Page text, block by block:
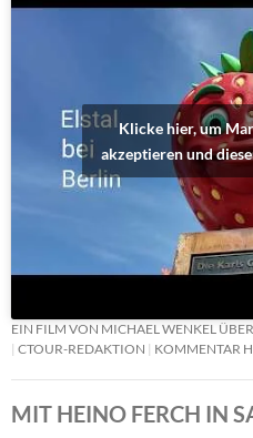
Klicke hier, um
akzeptieren und
EIN FILM VON MICHAEL WENKEL
CTOUR-REDAKTION
KOMMENTAR
MIT HEINO FERCH IN